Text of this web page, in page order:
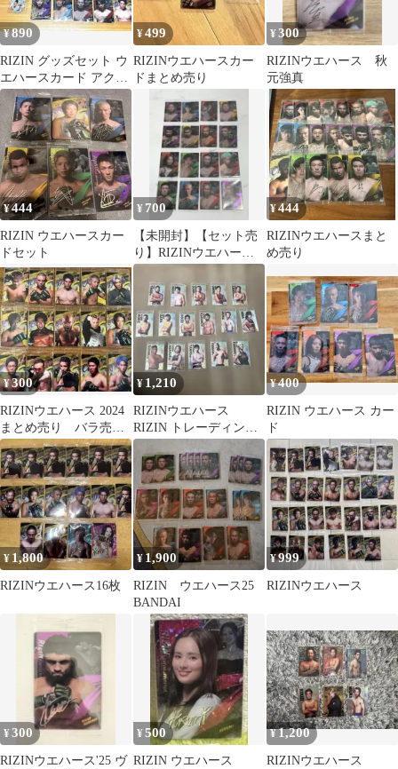
¥890
RIZIN グッズセット ウ
エハースカード アクリ
ルスタンド ハンカチ
¥499
RIZINウエハースカー
ドまとめ売り
¥300
RIZINウエハース 秋
元強真
¥444
RIZIN ウエハースカー
ドセット
¥ 700
【未開封】【セット売
り】RIZINウエハー
ス'25 16枚セット売り
¥444
RIZINウエハースまと
め売り
¥300
RIZINウエハース 2024
まとめ売り バラ売り
も可能
¥ 1,210
RIZINウエハース
RIZIN トレーディング
カード 15枚セット
¥400
RIZIN ウエハース カー
ド
¥ 1,800
RIZINウエハース16枚
¥ 1,900
RIZIN ウエハース25
BANDAI
¥999
RIZINウエハース
¥300
RIZINウエハース'25 ヴ
¥500
RIZIN ウエハース
¥1,200
RIZINウエハース